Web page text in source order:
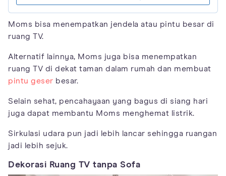
Moms bisa menempatkan jendela atau pintu besar di
ruang TV.
Alternatif lainnya, Moms juga bisa menempatkan
ruang TV di dekat taman dalam rumah dan membuat
pintu geser besar.
Selain sehat, pencahayaan yang bagus di siang hari
juga dapat membantu Moms menghemat listrik.
Sirkulasi udara pun jadi lebih lancar sehingga ruangan
jadi lebih sejuk.
Dekorasi Ruang TV tanpa Sofa